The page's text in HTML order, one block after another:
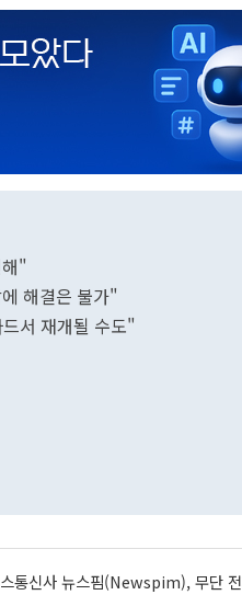
"
해결은 불가"
서 재개될 수도"
통신사 뉴스핌(Newspim), 무단